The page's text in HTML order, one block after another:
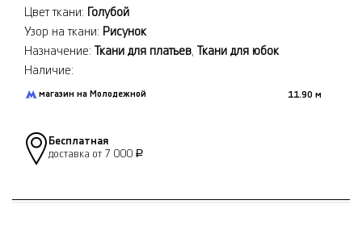
Цвет ткани: Голубой
Узор на ткани: Рисунок
Назначение: Ткани для платьев Ткани для юбок
Наличие:
магазин на Молодежной 11.90 м
Бесплатная
доставка от 7 000 Р